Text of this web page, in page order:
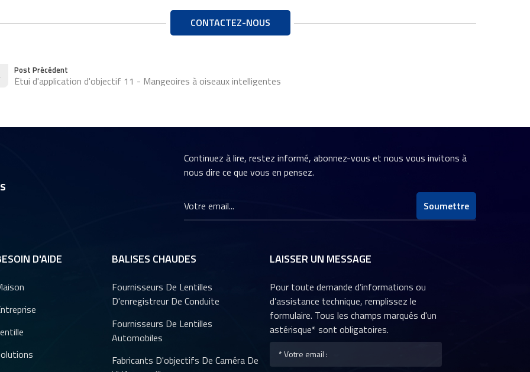
CONTACTEZ-NOUS
Post Précédent
Étui d'application d'objectif 11 - Mangeoires à oiseaux intelligentes
Continuez à lire, restez informé, abonnez-vous et nous vous invitons à
nous dire ce que vous en pensez.
Soumettre
D'AIDE BALISES CHAUDES
Fournisseurs De Lentilles
D'enregistreur De Conduite
Fournisseurs De Lentilles
Automobiles
Fabricants D'objectifs De Caméra De
LAISSER UN MESSAGE
Pour toute demande d’informations ou
d’assistance technique, remplissez le
formulaire. Tous les champs marqués d'un
astérisque* sont obligatoires.